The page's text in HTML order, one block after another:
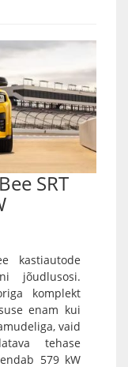
SRT
kastiautode
jõudlusosi.
komplekt
enam kui
vaid
tehase
579 kW